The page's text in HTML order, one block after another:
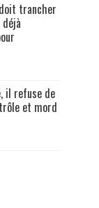
trancher
il refuse de
et mord